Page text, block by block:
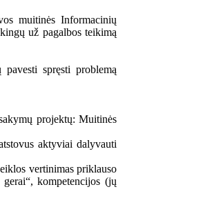
muitinės Informacinių
už pagalbos teikimą
spręsti problemą
projektų: Muitinės
aktyviai dalyvauti
vertinimas priklauso
kompetencijos (jų